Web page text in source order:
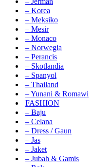
– Korea
– Meksiko
– Mesir
– Monaco
– Norwegia
– Perancis
– Skotlandia
– Spanyol
– Thailand
– Yunani & Romawi
FASHION
– Baju
– Celana
– Dress / Gaun
– Jas
– Jaket
– Jubah & Gamis